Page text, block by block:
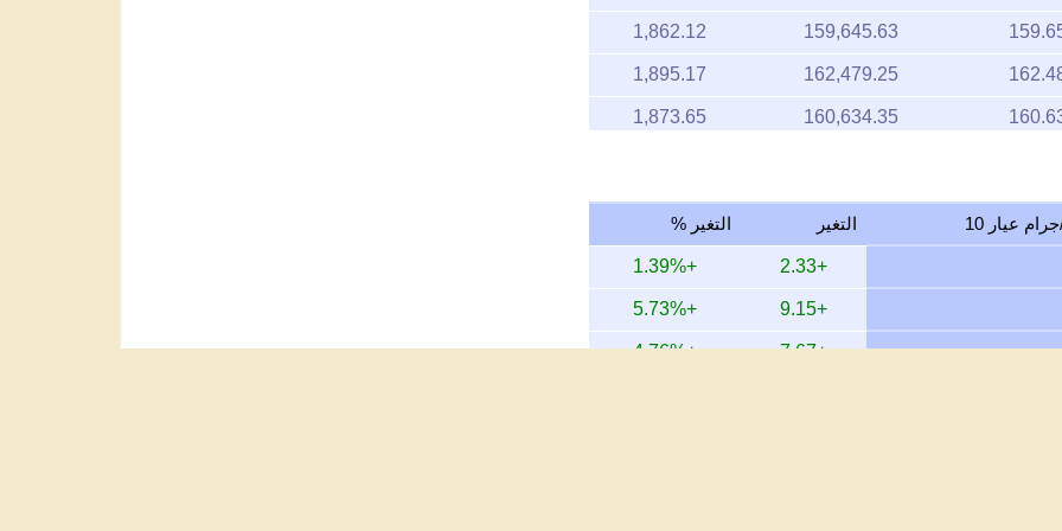
162,479.25
1,895.17
160,634.35
1,873.65
160,491.76
1,871.99
160,931.85
1,877.12
160,832.19
1,875.96
161,485.98
160,683.74
+2.33
+1.39%
+9.15
+5.73%
+7.67
+4.76%
-21.13
-11.12%